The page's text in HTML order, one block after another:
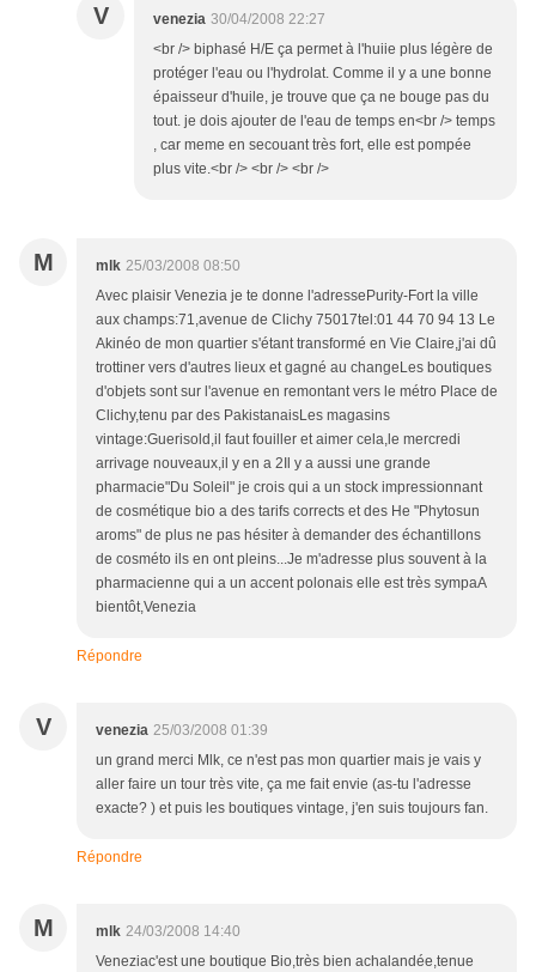
V venezia 30/04/2008 22:27
<br /> biphasé H/E ça permet à l'huiie plus légère de
protéger l'eau ou l'hydrolat. Comme il y a une bonne
épaisseur d'huile, je trouve que ça ne bouge pas du
tout. je dois ajouter de l'eau de temps en<br /> temps
, car meme en secouant très fort, elle est pompée
plus vite.<br /> <br /> <br />
M mlk 25/03/2008 08:50
Avec plaisir Venezia je te donne l'adressePurity-Fort la ville
aux champs:71,avenue de Clichy 75017tel:01 44 70 94 13 Le
Akinéo de mon quartier s'étant transformé en Vie Claire,j'ai dû
trottiner vers d'autres lieux et gagné au changeLes boutiques
d'objets sont sur l'avenue en remontant vers le métro Place de
Clichy,tenu par des PakistanaisLes magasins
vintage:Guerisold,il faut fouiller et aimer cela,le mercredi
arrivage nouveaux,il y en a 2Il y a aussi une grande
pharmacie"Du Soleil" je crois qui a un stock impressionnant
de cosmétique bio a des tarifs corrects et des He "Phytosun
aroms" de plus ne pas hésiter à demander des échantillons
de cosméto ils en ont pleins...Je m'adresse plus souvent à la
pharmacienne qui a un accent polonais elle est très sympaA
bientôt,Venezia
Répondre
V venezia 25/03/2008 01:39
un grand merci Mlk, ce n'est pas mon quartier mais je vais y
aller faire un tour très vite, ça me fait envie (as-tu l'adresse
exacte? ) et puis les boutiques vintage, j'en suis toujours fan.
Répondre
M mlk 24/03/2008 14:40
Veneziac'est une boutique Bio,très bien achalandée,tenue